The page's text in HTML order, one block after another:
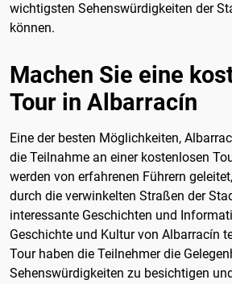
wichtigsten Sehenswürdigkeiten der
können.
Machen Sie eine
Tour in Albarracín
Eine der besten Möglichkeiten,
die Teilnahme an einer kostenlosen
werden von erfahrenen Führern
durch die verwinkelten Straßen der
interessante Geschichten und
Geschichte und Kultur von Albarracín
Tour haben die Teilnehmer die
Sehenswürdigkeiten zu besichtigen